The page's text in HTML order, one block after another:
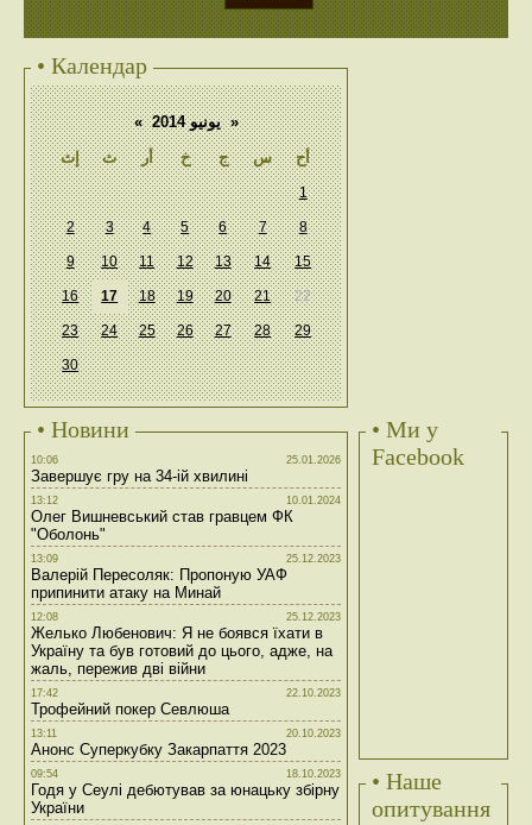
• Календар
« يونيو 2014 »
إث
ث أر خ ج س أح
1
2 3 4 5 6 7 8
9 10 11 12 13 14 15
16 17 18 19 20 21 22
23 24 25 26 27 28 29
30
• Новини
10:06 25.01.2026
Завершує гру на 34-ій хвилині
13:12 10.01.2024
Олег Вишневський став гравцем ФК
"Оболонь"
13:09 25.12.2023
Валерій Пересоляк: Пропоную УАФ
припинити атаку на Минай
12:08 25.12.2023
Желько Любенович: Я не боявся їхати в
Україну та був готовий до цього, адже, на
жаль, пережив дві війни
17:42 22.10.2023
Трофейний покер Севлюша
13:11 20.10.2023
Анонс Суперкубку Закарпаття 2023
09:54 18.10.2023
Годя у Сеулі дебютував за юнацьку збірну
України
• Ми у
Facebook
• Наше
опитування